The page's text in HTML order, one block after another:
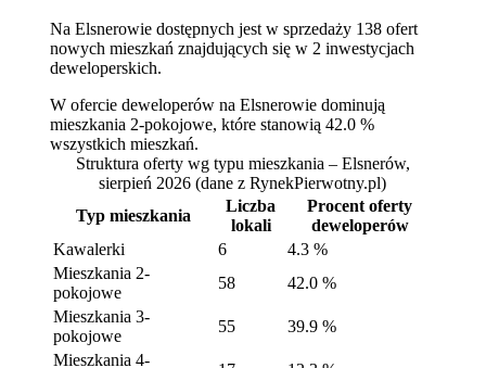
Na Elsnerowie dostępnych jest w sprzedaży 138 ofert
nowych mieszkań znajdujących się w 2 inwestycjach
deweloperskich.
W ofercie deweloperów na Elsnerowie dominują
mieszkania 2-pokojowe, które stanowią 42.0 %
wszystkich mieszkań.
Struktura oferty wg typu mieszkania – Elsnerów,
sierpień 2026 (dane z RynekPierwotny.pl)
Typ mieszkania
Liczba
lokali
Procent oferty
deweloperów
Kawalerki
6
4.3 %
Mieszkania 2-
pokojowe
58
42.0 %
Mieszkania 3-
pokojowe
55
39.9 %
Mieszkania 4-